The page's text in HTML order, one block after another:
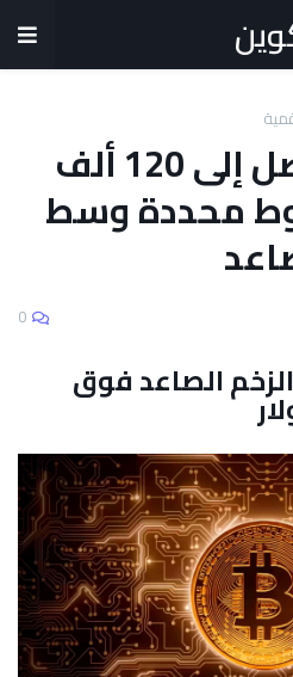
بيتكوين قد يصل إلى 120 ألف
محددة وسط
0
الصاعد فوق